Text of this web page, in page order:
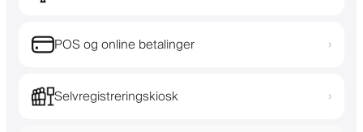
POS og online betalinger ›
Selvregistreringskiosk ›